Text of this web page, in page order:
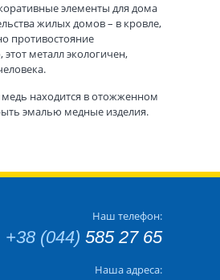
элементы для дома
жилых домов – в кровле,
противостояние
металл экологичен,
находится в отожженном
эмалью медные изделия.
Наш телефон:
+38 (044) 585 27 65
Наша адреса: